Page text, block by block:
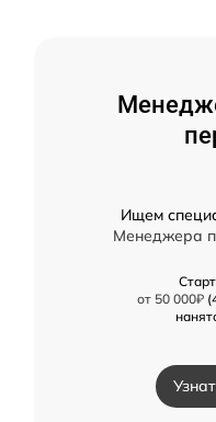
Ищем
Менеджера
от 50 000₽